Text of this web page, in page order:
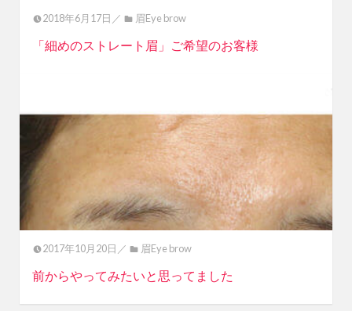
2018年6月17日／ 眉Eye brow
「細めのストレート眉」ご希望のお客様
2017年10月20日／ 眉Eye brow
前からやってみたいと思ってました